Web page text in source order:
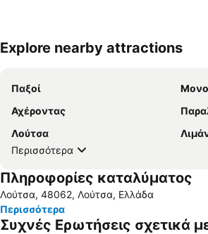
Explore nearby attractions
Παξοί
Αχέροντας
Λούτσα
Περισσότερα
Πληροφορίες καταλύματος
Λούτσα, 48062, Λούτσα, Ελλάδα
Περισσότερα
Συχνές Ερωτήσεις σχετικά